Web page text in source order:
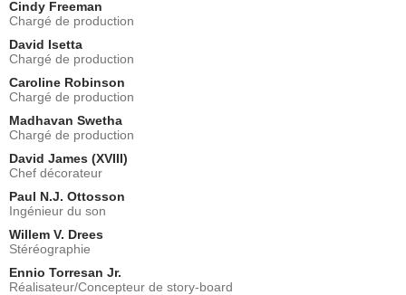
Cindy Freeman
Chargé de production
David Isetta
Chargé de production
Caroline Robinson
Chargé de production
Madhavan Swetha
Chargé de production
David James (XVIII)
Chef décorateur
Paul N.J. Ottosson
Ingénieur du son
Willem V. Drees
Stéréographie
Ennio Torresan Jr.
Réalisateur/Concepteur de story-board